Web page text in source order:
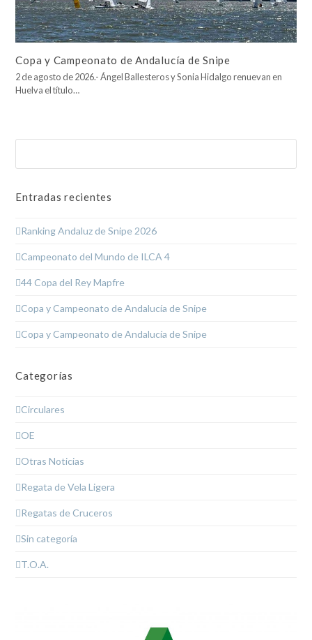
Copa y Campeonato de Andalucía de Snipe
2 de agosto de 2026.- Ángel Ballesteros y Sonia Hidalgo renuevan en
Huelva el título…
Entradas recientes
Ranking Andaluz de Snipe 2026
Campeonato del Mundo de ILCA 4
44 Copa del Rey Mapfre
Copa y Campeonato de Andalucía de Snipe
Copa y Campeonato de Andalucía de Snipe
Categorías
Circulares
OE
Otras Noticias
Regata de Vela Ligera
Regatas de Cruceros
Sin categoría
T.O.A.